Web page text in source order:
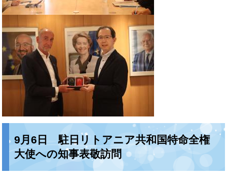
9月6日 駐日リトアニア共和国特命全権
大使への知事表敬訪問